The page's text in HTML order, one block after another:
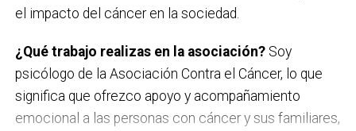
Sábado 19 de septiembre
el impacto del cáncer en la sociedad.
¿Qué trabajo realizas en la asociación? Soy
psicólogo de la Asociación Contra el Cáncer, lo que
significa que ofrezco apoyo y acompañamiento
emocional a las personas con cáncer y sus familiares,